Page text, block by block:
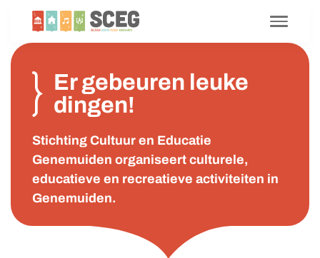
Er gebeuren leuke
dingen!
Stichting Cultuur en Educatie
Genemuiden organiseert culturele,
educatieve en recreatieve activiteiten in
Genemuiden.